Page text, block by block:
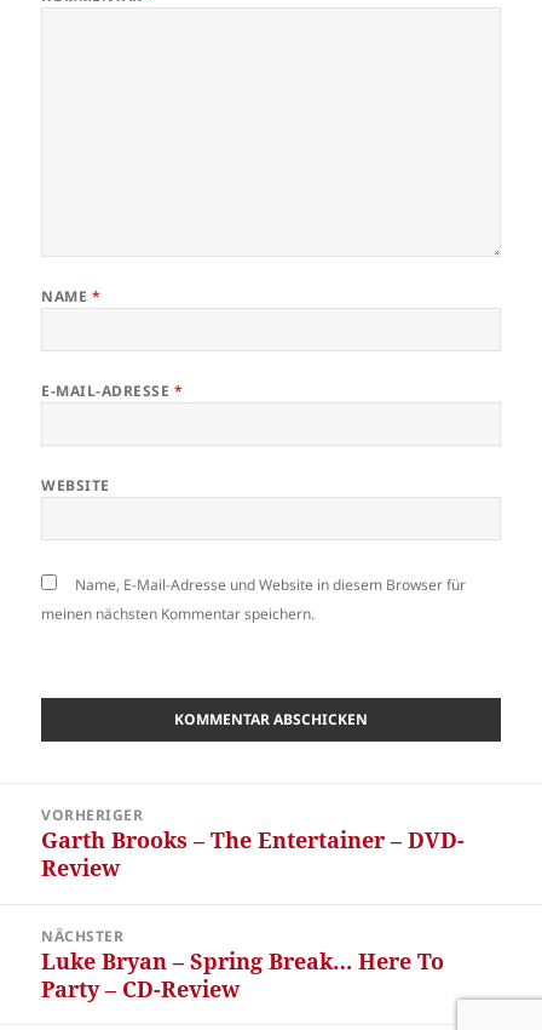
NAME *
E-MAIL-ADRESSE *
WEBSITE
Name, E-Mail-Adresse und Website in diesem Browser für
meinen nächsten Kommentar speichern.
VORHERIGER
Vorheriger
Beitrag:
Garth Brooks – The Entertainer – DVD-
Review
NÄCHSTER
Nächster
Beitrag:
Luke Bryan – Spring Break… Here To
Party – CD-Review